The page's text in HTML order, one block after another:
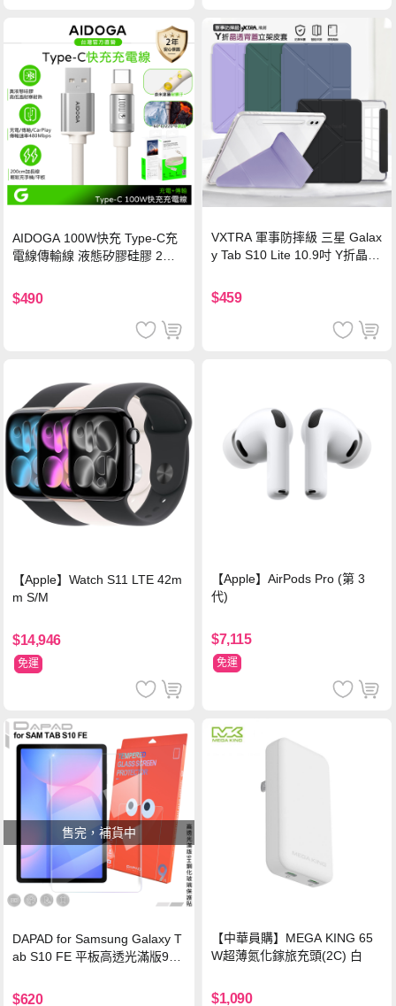
AIDOGA 100W快充 Type-C充
電線傳輸線 液態矽膠硅膠 2M
$490
VXTRA 軍事防摔級 三星 Galax
y Tab S10 Lite 10.9吋 Y折晶透
$459
【Apple】Watch S11 LTE 42m
m S/M
$14,946
免運
【Apple】AirPods Pro (第 3
代)
$7,115
免運
售完，補貨中
DAPAD for Samsung Galaxy T
ab S10 FE 平板高透光滿版9H
$620
【中華員購】MEGA KING 65
W超薄氮化鎵旅充頭(2C) 白
$1,090